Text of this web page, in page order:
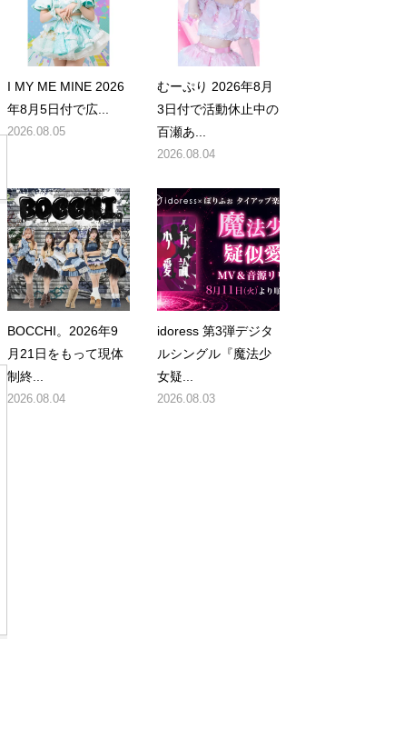
I MY ME MINE 2026
年8月5日付で広...
2026.08.05
むーぷり 2026年8月
3日付で活動休止中の
百瀬あ...
2026.08.04
BOCCHI。2026年9
月21日をもって現体
制終...
2026.08.04
idoress 第3弾デジタ
ルシングル『魔法少
女疑...
2026.08.03